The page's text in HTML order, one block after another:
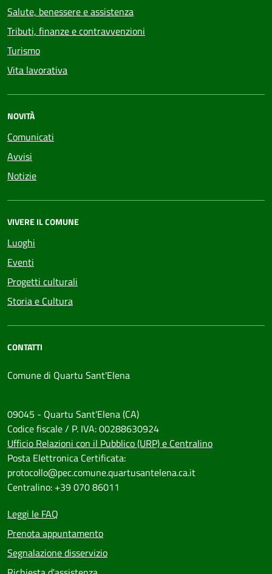
Salute, benessere e assistenza
Tributi, finanze e contravvenzioni
Turismo
Vita lavorativa
NOVITÀ
Comunicati
Avvisi
Notizie
VIVERE IL COMUNE
Luoghi
Eventi
Progetti culturali
Storia e Cultura
CONTATTI
Comune di Quartu Sant'Elena
09045 - Quartu Sant'Elena (CA)
Codice fiscale / P. IVA: 00288630924
Ufficio Relazioni con il Pubblico (URP) e Centralino
Posta Elettronica Certificata:
protocollo@pec.comune.quartusantelena.ca.it
Centralino: +39 070 86011
Leggi le FAQ
Prenota appuntamento
Segnalazione disservizio